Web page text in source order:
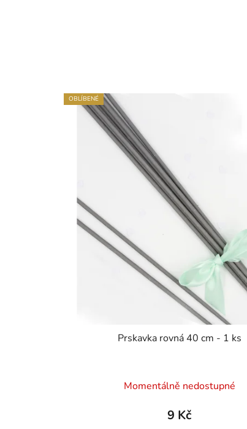
OBLÍBENÉ
Prskavka rovná 40 cm - 1 ks
hodnocení
produktu
Momentálně nedostupné
9 Kč